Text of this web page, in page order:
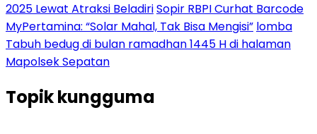
2025 Lewat Atraksi BeladiriSopir RBPI Curhat Barcode
MyPertamina: “Solar Mahal, Tak Bisa Mengisi” lomba
Tabuh bedug di bulan ramadhan 1445 H di halaman
Mapolsek Sepatan
Topikkungguma